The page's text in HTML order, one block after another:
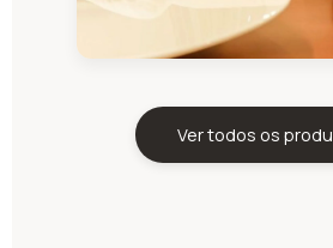
Ver todos os